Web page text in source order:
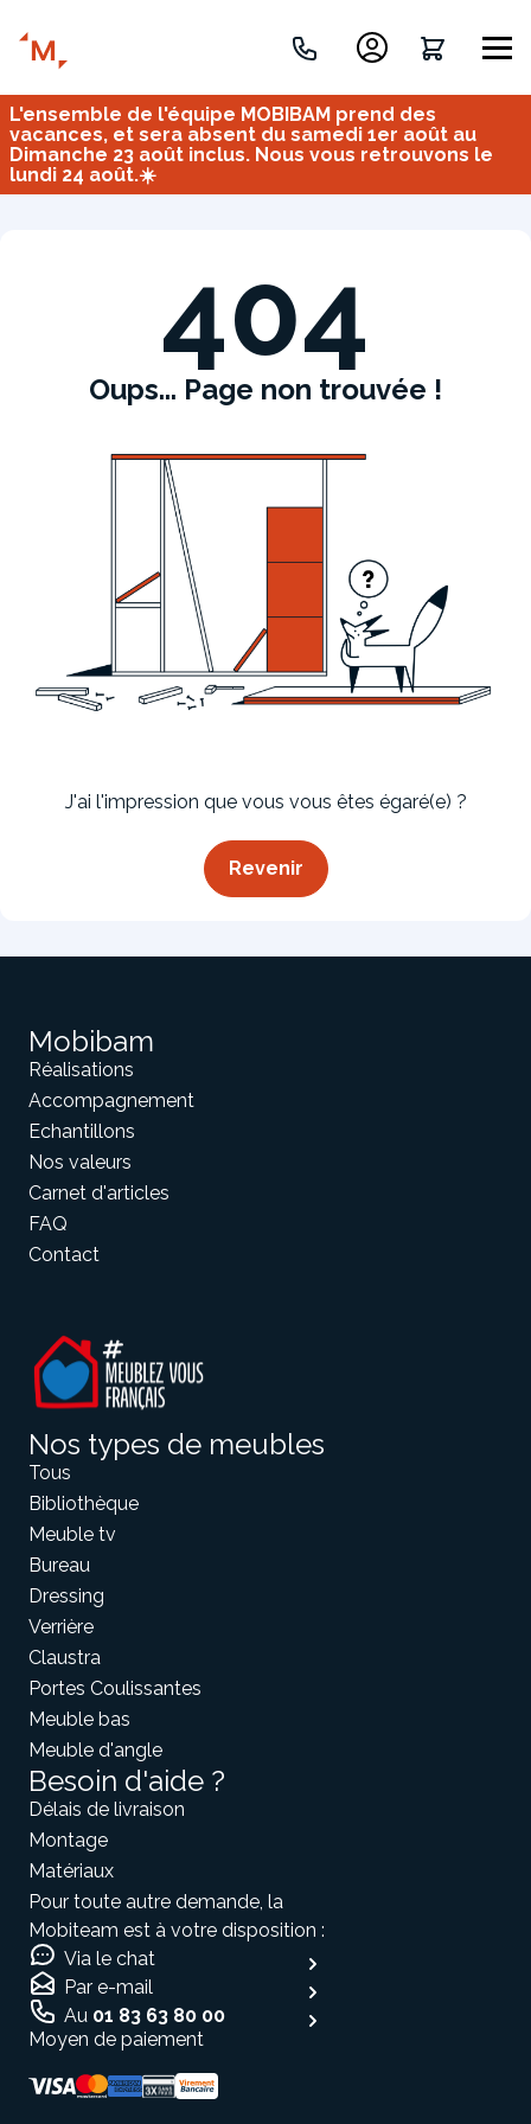
Inspirez-vous du catalogue
Personnalisez nos modèles pour créer le meuble qui vous
Tous Bureau
Meuble tv Dressing
Coulissantes
Créez votre projet de A à Z
L'ensemble de l'équipe MOBIBAM prend des
vacances, et sera absent du samedi 1er août au
Dimanche 23 août inclus. Nous vous retrouvons le
lundi 24 août.☀️
404
Oups... Page non trouvée !
J'ai l'impression que vous vous êtes égaré(e) ?
Revenir
Mobibam
Réalisations
Accompagnement
Echantillons
Nos valeurs
Carnet d'articles
FAQ
Contact
Nos types de meubles
Tous
Bibliothèque
Meuble tv
Bureau
Dressing
Verrière
Claustra
Portes Coulissantes
Meuble bas
Meuble d'angle
Besoin d'aide ?
Délais de livraison
Montage
Matériaux
Pour toute autre demande, la
Mobiteam est à votre disposition :
Via le chat
Par e-mail
Au 01 83 63 80 00
Moyen de paiement